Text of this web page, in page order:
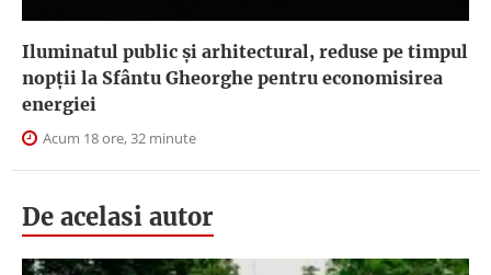
Iluminatul public şi arhitectural, reduse pe timpul
nopţii la Sfântu Gheorghe pentru economisirea
energiei
Acum 18 ore, 32 minute
De acelasi autor